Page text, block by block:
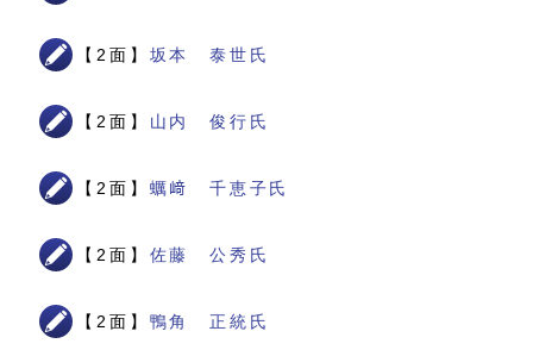
【2面】 坂本 泰世氏
【2面】 山内 俊行氏
【2面】 蠣﨑 千恵子氏
【2面】 佐藤 公秀氏
【2面】 鴨角 正統氏